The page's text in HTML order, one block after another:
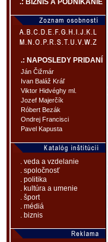
.: BIZNIS A PODNIKANIE
.: NAPOSLEDY PRIDANÍ
Ján Čižmár
Ivan Baláž Kráľ
Viktor Hidvéghy ml.
Jozef Majerčík
Róbert Bezák
Ondrej Francisci
Pavel Kapusta
. veda a vzdelanie
. spoločnosť
. politika
. kultúra a umenie
. šport
. médiá
. biznis